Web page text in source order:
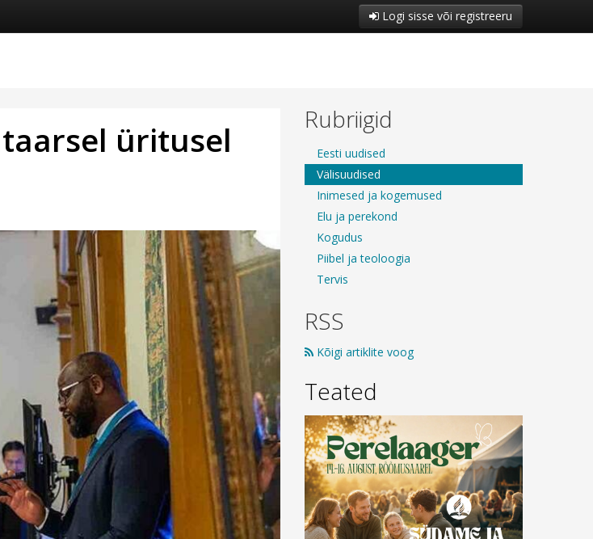
Logi sisse või registreeru
üritusel Rubriigid
Eesti uudised
Välisuudised
Inimesed ja kogemused
Elu ja perekond
Kogudus
Piibel ja teoloogia
Tervis
RSS
Kõigi artiklite voog
Teated